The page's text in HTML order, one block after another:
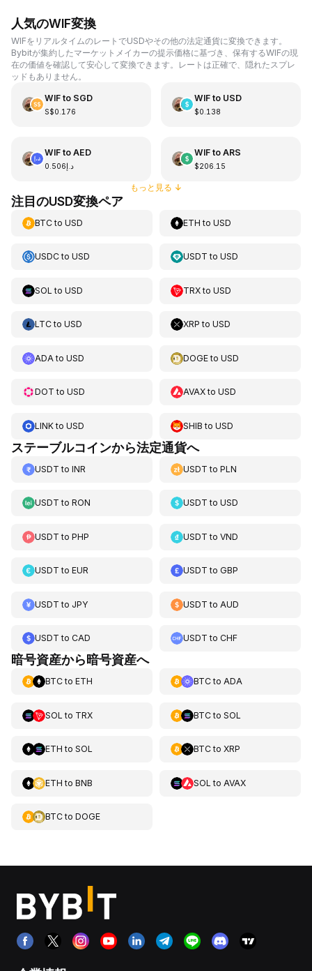
人気のWIF変換
WIFをリアルタイムのレートでUSDやその他の法定通貨に変換できます。
Bybitが集約したマーケットメイカーの提示価格に基づき、保有するWIFの現
在の価値を確認して安心して変換できます。レートは正確で、隠れたスプレ
ッドもありません。
WIFto SGD
S$0.176
WIFto USD
$0.138
WIFto AED
د.إ0.506
WIFto ARS
$206.15
もっと見る ↓
注目のUSD変換ペア
BTCto USD ETH toUSD
USDCto USD USDT toUSD
SOL to USD TRXtoUSD
LTCto USD XRP toUSD
ADA to USD DOGEtoUSD
DOT to USD AVAXtoUSD
LINKto USD SHIB toUSD
ステーブルコインから法定通貨へ
USDT to INR USDT toPLN
USDT to RON USDT toUSD
USDT to PHP USDT toVND
USDT to EUR USDT toGBP
USDT to JPY USDT to AUD
USDT to CAD USDT toCHF
暗号資産から暗号資産へ
BTCto ETH BTCto ADA
SOL to TRX BTCto SOL
ETH to SOL BTCto XRP
ETH to BNB SOL to AVAX
BTCto DOGE